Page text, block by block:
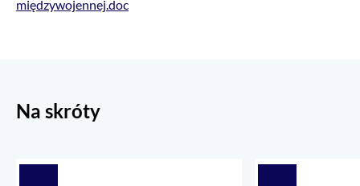
międzywojennej.doc
Na skróty